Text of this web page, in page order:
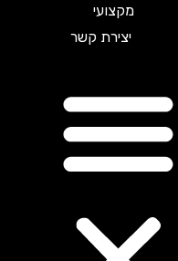
מקצועי
יצירת קשר